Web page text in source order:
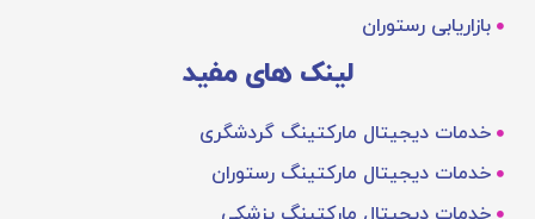
بازاریابی رستوران
لینک های مفید
خدمات دیجیتال مارکتینگ گردشگری
خدمات دیجیتال مارکتینگ رستوران